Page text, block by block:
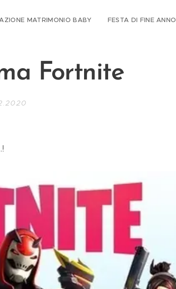
MATRIMONIO BABY FESTA DI FINE ANNO
Fortnite